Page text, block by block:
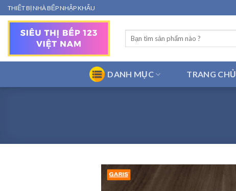
Bỏ
qua
THIẾT BỊ NHÀ BẾP NHẬP KHẨU
Tìm
kiếm:
DANH MỤC TRANG CHỦ